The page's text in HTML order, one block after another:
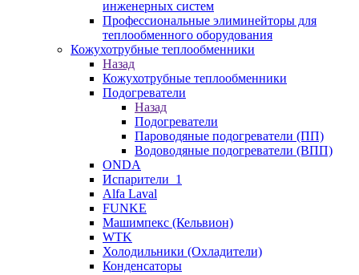
инженерных систем
Профессиональные элиминейторы для
теплообменного оборудования
Кожухотрубные теплообменники
Назад
Кожухотрубные теплообменники
Подогреватели
Назад
Подогреватели
Пароводяные подогреватели (ПП)
Водоводяные подогреватели (ВПП)
ONDA
Испарители_1
Alfa Laval
FUNKE
Машимпекс (Кельвион)
WTK
Холодильники (Охладители)
Конденсаторы